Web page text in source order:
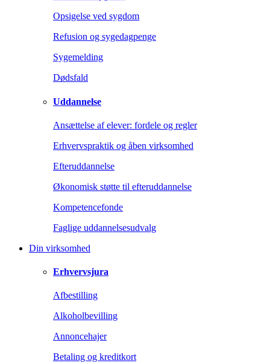
Opsigelse ved sygdom
Refusion og sygedagpenge
Sygemelding
Dødsfald
Uddannelse
Ansættelse af elever: fordele og regler
Erhvervspraktik og åben virksomhed
Efteruddannelse
Økonomisk støtte til efteruddannelse
Kompetencefonde
Faglige uddannelsesudvalg
Din virksomhed
Erhvervsjura
Afbestilling
Alkoholbevilling
Annoncehajer
Betaling og kreditkort